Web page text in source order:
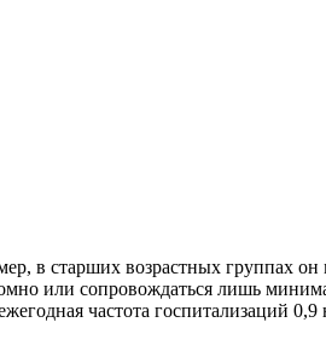
старших возрастных группах он
или сопровождаться лишь
частота госпитализаций